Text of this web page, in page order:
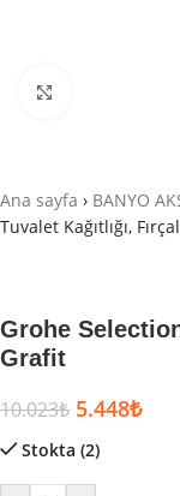
Ana sayfa › BANYO
Tuvalet Kağıtlığı,
Grohe
Grafit
10.023₺ 5.448₺
Stokta (2)